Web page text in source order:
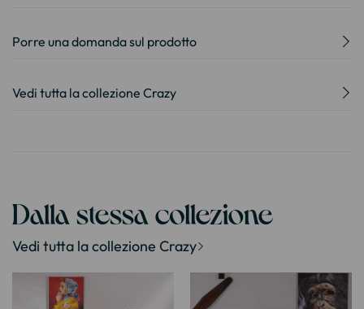
Porre una domanda sul prodotto
Vedi tutta la collezione Crazy
Dalla stessa collezione
Vedi tutta la collezione Crazy